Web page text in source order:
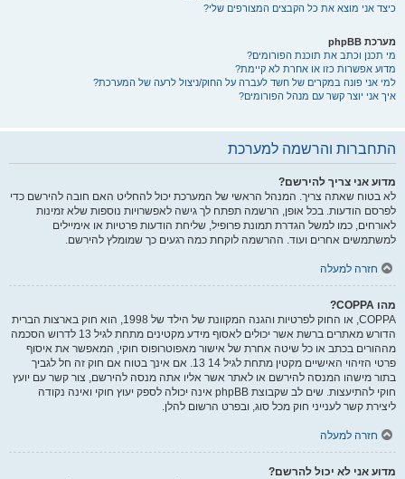
כיצד אני מוצא את כל הקבצים המצורפים שלי?
מערכת phpBB
מי תכנן וכתב את תוכנת הפורומים?
מדוע אפשרות כזו או אחרת לא קיימת?
למי אני פונה במקרים של חשד לעברה על החוק/ניצול לרעה של המערכת?
איך אני יוצר קשר עם מנהל הפורומים?
התחברות והרשמה למערכת
מדוע אני צריך להירשם?
לא בטוח שאתה צריך. המנהל הראשי של המערכת יכול להחליט האם חובה להירשם כדי
לפרסם הודעות. בכל אופן, הרשמה תפתח לך גישה לאפשרויות נוספות שלא זמינות
לאורחים, כמו למשל הגדרת תמונת פרופיל, שליחת הודעות פרטיות או אימיילים
למשתמשים אחרים ועוד. ההרשמה לוקחת כמה רגעים כך שמומלץ להירשם.
חזרה למעלה
מהו COPPA?
COPPA, או החוק לפרטיות והגנה המקוונת של הילד של 1998, הוא חוק בארצות הברית
הדורש מאתרים ברשת אשר יכולים לאסוף מידע מקטינים מתחת לגיל 13 לדרוש הסכמה
מההורים בכתב או כל שיטה אחרת של אישור מאפוטרופוס חוקי, המאפשר את איסוף
פרטי הזיהוי האישיים מקטין מתחת לגיל 14 13. אם אינך בטוח אם חוק זה חל לגביך
בתור מישהו המנסה להירשם או לאתר אשר אליו אתה מנסה להירשם, צור קשר עם יועץ
חוקי להתיעצות. שים לב שקבוצת phpBB אינה יכולה לספק יעוץ חוקי ואינה נקודה
ליצירת קשר לענייני חוק מכל סוג, ובפרט הרשום להלן.
חזרה למעלה
מדוע אני לא יכול להרשם?